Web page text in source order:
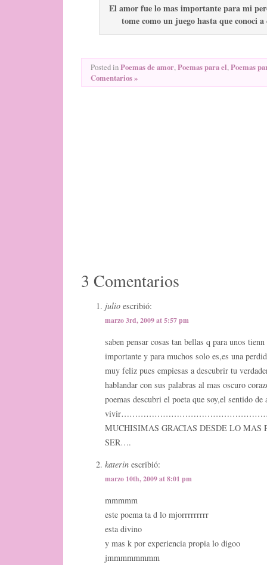
El amor fue lo mas importante para mi
tome como un juego hasta que conoci
Posted inPoemas de amor,Poemas para el,Poemas
Comentarios »
3 Comentarios
julio escribió:
marzo 3rd, 2009 at 5:57 pm
saben pensar cosas tan bellas q para unos
importante y para muchos solo es,es una
muy feliz pues empiesas a descubrir tu
hablandar con sus palabras al mas oscuro
poemas descubri el poeta que soy,el sentido de
MUCHISIMAS GRACIAS DESDE LO MAS
SER….
katerin escribió:
marzo 10th, 2009 at 8:01 pm
mmmmm
este poema ta d lo mjorrrrrrrrr
esta divino
y mas k por experiencia propia lo digoo
jmmmmmmmm